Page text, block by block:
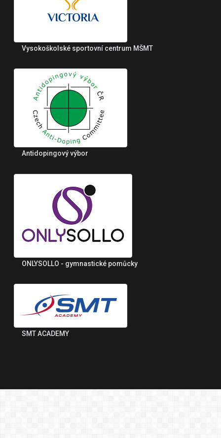
Vysokoškolské sportovní centrum MŠMT
Antidopingový výbor
ONLYSOLLO - gymnastické pomůcky
SMT ACADEMY